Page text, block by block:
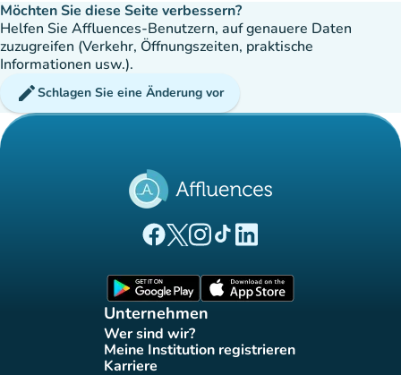
Möchten Sie diese Seite verbessern?
Helfen Sie Affluences-Benutzern, auf genauere Daten
zuzugreifen (Verkehr, Öffnungszeiten, praktische
Informationen usw.).
editSchlagen Sie eine Änderung vor
(new tab)
(new tab)
(new tab)(new tab)
(new tab)
Unternehmen
Wer sind wir?
(new tab)
Meine Institution registrieren
(new tab)
Karriere